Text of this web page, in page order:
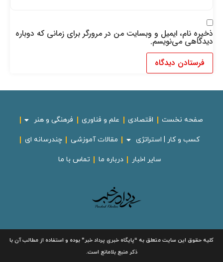
ذخیره نام، ایمیل و وبسایت من در مرورگر برای زمانی که دوباره
دیدگاهی می‌نویسم.
صفحه نخست اقتصادی علم و فناوری فرهنگی و هنر
کسب و کار | استراتژی مقالات آموزشی چندرسانه ای
سایر اخبار درباره ما تماس با ما
کلیه حقوق این سایت متعلق به “پایگاه خبری پرداد خبر”بوده و استفاده از مطالب آن با
ذکر منبع بلامانع است.